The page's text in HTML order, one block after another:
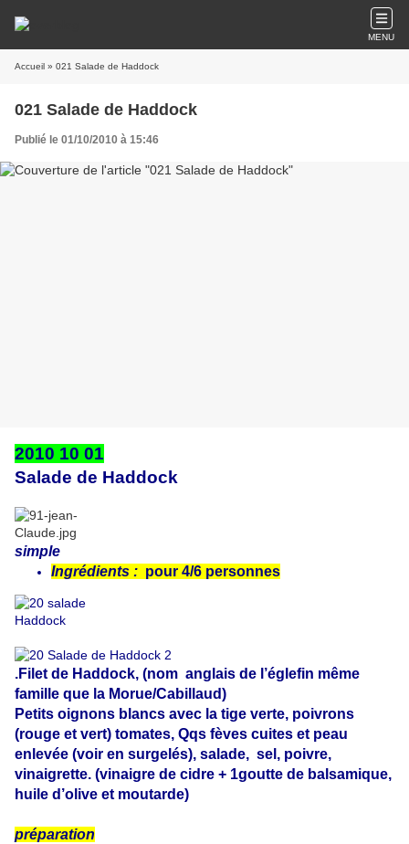
MENU
Accueil » 021 Salade de Haddock
021 Salade de Haddock
Publié le 01/10/2010 à 15:46
2010 10 01
Salade de Haddock
simple
Ingrédients : pour 4/6 personnes
.Filet de Haddock, (nom anglais de l’églefin même
famille que la Morue/Cabillaud)
Petits oignons blancs avec la tige verte, poivrons
(rouge et vert) tomates, Qqs fèves cuites et peau
enlevée (voir en surgelés), salade, sel, poivre,
vinaigrette. (vinaigre de cidre + 1goutte de balsamique,
huile d’olive et moutarde)
préparation